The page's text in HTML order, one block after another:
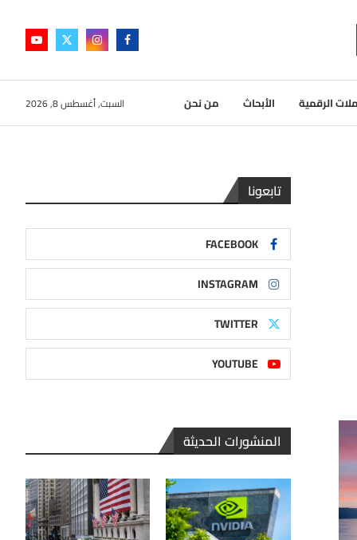
الرقمية الأبحاث من نحن السبت, أغسطس 8, 2026
تابعونا
FACEBOOK
INSTAGRAM
TWITTER
YOUTUBE
المنشورات الحديثة